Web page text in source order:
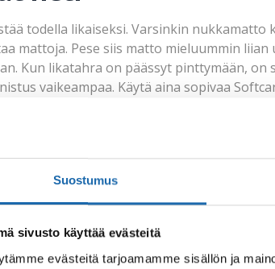
Suostumus
sivusto käyttää evästeitä
evästeitä tarjoamamme sisällön ja
todella likaiseksi. Varsinkin nukkamatto
mattoja. Pese siis matto mieluummin
Kun likatahra on päässyt pinttymään, on
vaikeampaa. Käytä aina sopivaa
Erilaiset tahrat vaativat erilaiset
neuvoja Soft Protectorilta
ole varma taidoistasi.